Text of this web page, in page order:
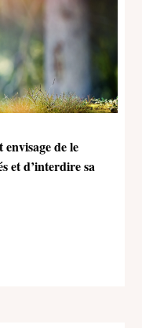
de le
et d’interdire sa